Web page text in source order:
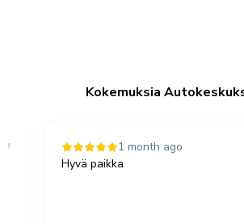
Kokemuksia
1 month ago
Hyvä paikka